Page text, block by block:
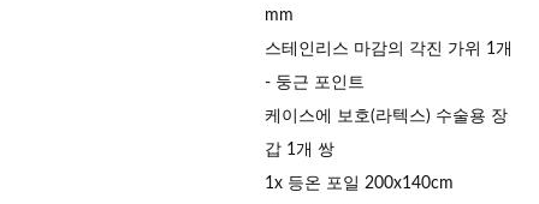
mm
스테인리스 마감의 각진 가위 1개
- 둥근 포인트
케이스에 보호(라텍스) 수술용 장
갑 1개 쌍
1x 등온 포일 200x140cm